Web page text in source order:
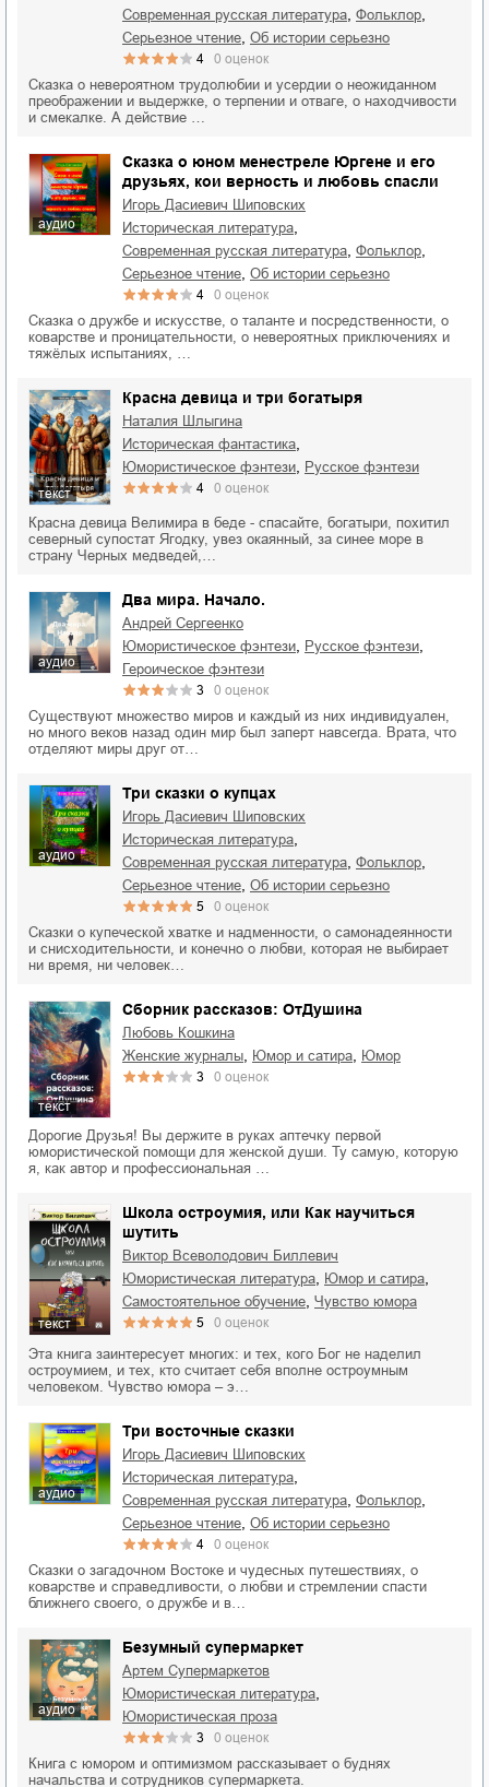
современная русская литература фольклор
серьезное чтение об истории серьезно
4 0 оценок
Сказка о невероятном трудолюбии и усердии о неожиданном
преображении и выдержке, о терпении и отваге, о находчивости
и смекалке. А действие …
аудио
Сказка о юном менестреле Юргене и его
друзьях, кои верность и любовь спасли
Игорь Дасиевич Шиповских
историческая литература
современная русская литература фольклор
серьезное чтение об истории серьезно
4 0 оценок
Сказка о дружбе и искусстве, о таланте и посредственности, о
коварстве и проницательности, о невероятных приключениях и
тяжёлых испытаниях, …
текст
Красна девица и три богатыря
Наталия Шлыгина
историческая фантастика
юмористическое фэнтези русское фэнтези
4 0 оценок
Красна девица Велимира в беде - спасайте, богатыри, похитил
северный супостат Ягодку, увез окаянный, за синее море в
страну Черных медведей,…
аудио
Два мира. Начало.
Андрей Сергеенко
юмористическое фэнтези, русское фэнтези,
героическое фэнтези
3 0 оценок
Существуют множество миров и каждый из них индивидуален,
но много веков назад один мир был заперт навсегда. Врата, что
отделяют миры друг от…
аудио
Три сказки о купцах
Игорь Дасиевич Шиповских
историческая литература,
современная русская литература, фольклор,
серьезное чтение, об истории серьезно
5 0 оценок
Сказки о купеческой хватке и надменности, о самонадеянности
и снисходительности, и конечно о любви, которая не выбирает
ни время, ни человек…
текст
Сборник рассказов: ОтДушина
Любовь Кошкина
женские журналы, юмор и сатира, юмор
3 0 оценок
Дорогие Друзья! Вы держите в руках аптечку первой
юмористической помощи для женской души. Ту самую, которую
я, как автор и профессиональная …
текст
Школа остроумия, или Как научиться
шутить
Виктор Всеволодович Биллевич
юмористическая литература, юмор и сатира,
самостоятельное обучение, чувство юмора
5 0 оценок
Эта книга заинтересует многих: и тех, кого Бог не наделил
остроумием, и тех, кто считает себя вполне остроумным
человеком. Чувство юмора – э…
аудио
Три восточные сказки
Игорь Дасиевич Шиповских
историческая литература,
современная русская литература, фольклор,
серьезное чтение, об истории серьезно
4 0 оценок
Сказки о загадочном Востоке и чудесных путешествиях, о
коварстве и справедливости, о любви и стремлении спасти
ближнего своего, о дружбе и в…
аудио
Безумный супермаркет
Артем Супермаркетов
юмористическая литература,
юмористическая проза
3 0 оценок
Книга с юмором и оптимизмом рассказывает о буднях
начальства и сотрудников супермаркета.